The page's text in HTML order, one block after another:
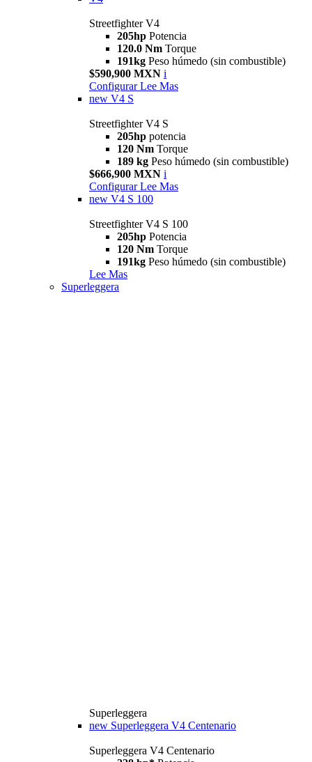
Streetfighter V4
205hp Potencia
120.0 Nm Torque
191kg Peso húmedo (sin combustible)
$590,900 MXN i
Configurar Lee Mas
new V4 S
Streetfighter V4 S
205hp potencia
120 Nm Torque
189 kg Peso húmedo (sin combustible)
$666,900 MXN i
Configurar Lee Mas
new V4 S 100
Streetfighter V4 S 100
205hp Potencia
120 Nm Torque
191kg Peso húmedo (sin combustible)
Lee Mas
Superleggera
Superleggera
new Superleggera V4 Centenario
Superleggera V4 Centenario